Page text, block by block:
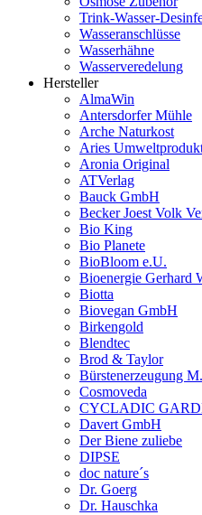
Trink-Wasser-
Wasseranschlüsse
Wasserhähne
Wasserveredelung
Hersteller
AlmaWin
Antersdorfer Mühle
Arche Naturkost
Aries
Aronia Original
ATVerlag
Bauck GmbH
Becker Joest Volk
Bio King
Bio Planete
BioBloom e.U.
Bioenergie Gerhard
Biotta
Biovegan GmbH
Birkengold
Blendtec
Brod & Taylor
Bürstenerzeugung
Cosmoveda
CYCLADIC
Davert GmbH
Der Biene zuliebe
DIPSE
doc nature´s
Dr. Goerg
Dr. Hauschka